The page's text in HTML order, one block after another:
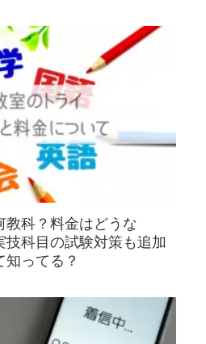
科？料金はどうな
科目の試験対策も追加
ってる？